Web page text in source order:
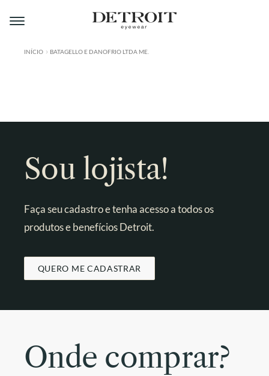
Pular
para
Pular
para
A MONTMARTRE
CONTATO
INÍCIO BATAGELLO E DANOFRIO LTDA ME.
Sou lojista!
Faça seu cadastro e tenha acesso a todos os
produtos e benefícios Detroit.
QUERO ME CADASTRAR
Onde comprar?